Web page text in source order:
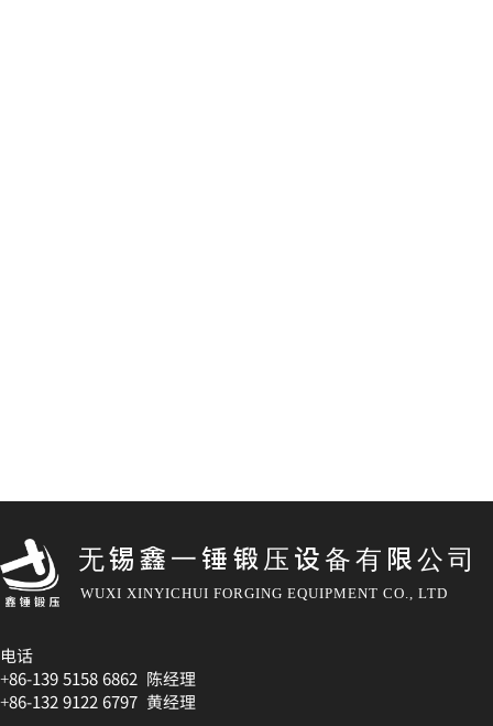
无锡鑫一锤锻压设备有限公司
WUXI XINYICHUI FORGING EQUIPMENT CO., LTD
电话
+86-139 5158 6862 陈经理
+86-132 9122 6797 黄经理